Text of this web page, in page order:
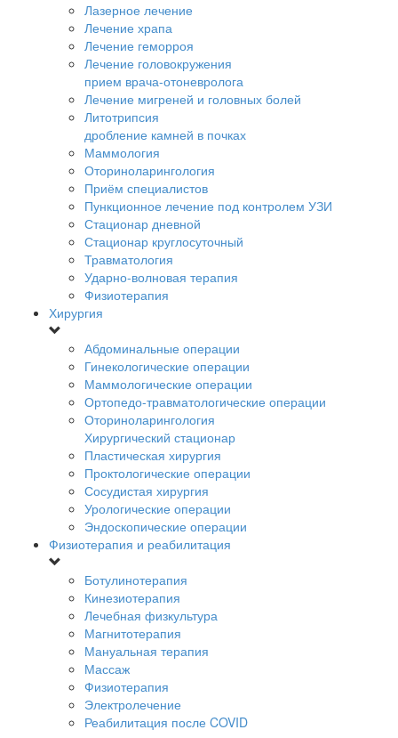
Лазерное лечение
Лечение храпа
Лечение геморроя
Лечение головокружения
прием врача-отоневролога
Лечение мигреней и головных болей
Литотрипсия
дробление камней в почках
Маммология
Оториноларингология
Приём специалистов
Пункционное лечение под контролем УЗИ
Стационар дневной
Стационар круглосуточный
Травматология
Ударно-волновая терапия
Физиотерапия
Хирургия
Абдоминальные операции
Гинекологические операции
Маммологические операции
Ортопедо-травматологические операции
Оториноларингология
Хирургический стационар
Пластическая хирургия
Проктологические операции
Сосудистая хирургия
Урологические операции
Эндоскопические операции
Физиотерапия и реабилитация
Ботулинотерапия
Кинезиотерапия
Лечебная физкультура
Магнитотерапия
Мануальная терапия
Массаж
Физиотерапия
Электролечение
Реабилитация после COVID